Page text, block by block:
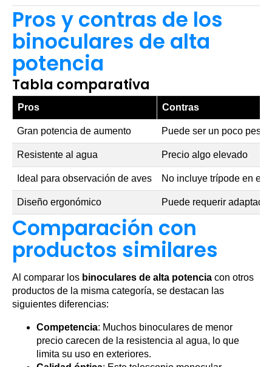
Pros y contras de los
binoculares de alta
potencia
Tabla comparativa
Pros Contras
Gran potencia de aumento Puede ser un poco
Resistente al agua Precio algo elevado
Ideal para observación de aves No incluye trípode en el
Diseño ergonómico Puede requerir
Comparación con
productos similares
Al comparar los binoculares de alta potencia con otros
productos de la misma categoría, se destacan las
siguientes diferencias:
Competencia: Muchos binoculares de menor
precio carecen de la resistencia al agua, lo que
limita su uso en exteriores.